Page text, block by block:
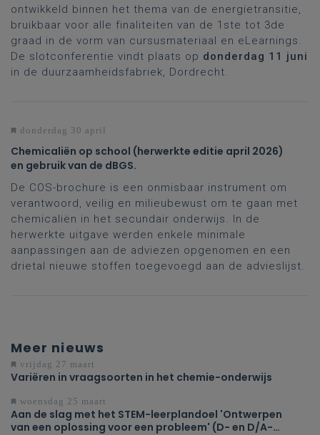
ontwikkeld binnen het thema van de energietransitie,
bruikbaar voor alle finaliteiten van de 1ste tot 3de
graad in de vorm van cursusmateriaal en eLearnings.
De slotconferentie vindt plaats op donderdag 11 juni
in de duurzaamheidsfabriek, Dordrecht.
donderdag 30 april
Chemicaliën op school (herwerkte editie april 2026)
en gebruik van de dBGS.
De COS-brochure is een onmisbaar instrument om
verantwoord, veilig en milieubewust om te gaan met
chemicaliën in het secundair onderwijs. In de
herwerkte uitgave werden enkele minimale
aanpassingen aan de adviezen opgenomen en een
drietal nieuwe stoffen toegevoegd aan de advieslijst.
Meer nieuws
vrijdag 27 maart
Variëren in vraagsoorten in het chemie-onderwijs
woensdag 25 maart
Aan de slag met het STEM-leerplandoel 'Ontwerpen
van een oplossing voor een probleem' (D- en D/A-